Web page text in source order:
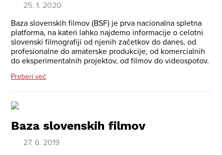
25. 1. 2020
Baza slovenskih filmov (BSF) je prva nacionalna spletna
platforma, na kateri lahko najdemo informacije o celotni
slovenski filmografiji od njenih začetkov do danes, od
profesionalne do amaterske produkcije, od komercialnih
do eksperimentalnih projektov, od filmov do videospotov.
Preberi več
Baza slovenskih filmov
27. 6. 2019